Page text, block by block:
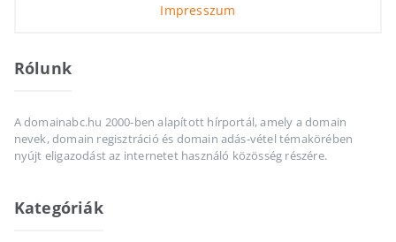
Impresszum
Rólunk
A domainabc.hu 2000-ben alapított hírportál, amely a domain
nevek, domain regisztráció és domain adás-vétel témakörében
nyújt eligazodást az internetet használó közösség részére.
Kategóriák